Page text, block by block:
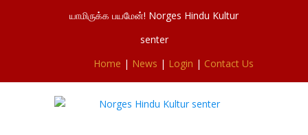
யாமிருக்க பயமேன்! Norges Hindu Kultur
senter
Home | News | Login | Contact Us